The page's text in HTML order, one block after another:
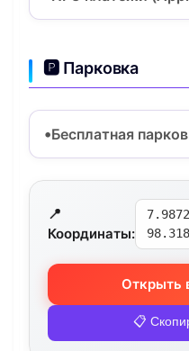
🅿️ Парковка
Бесплатная
📍
Координаты:
Открыть
📋